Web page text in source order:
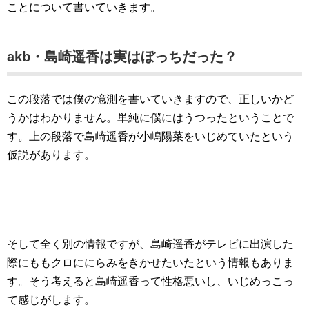
ことについて書いていきます。
akb・島崎遥香は実はぼっちだった？
この段落では僕の憶測を書いていきますので、正しいかど
うかはわかりません。単純に僕にはうつったということで
す。上の段落で島崎遥香が小嶋陽菜をいじめていたという
仮説があります。
そして全く別の情報ですが、島崎遥香がテレビに出演した
際にももクロににらみをきかせたいたという情報もありま
す。そう考えると島崎遥香って性格悪いし、いじめっこっ
て感じがします。